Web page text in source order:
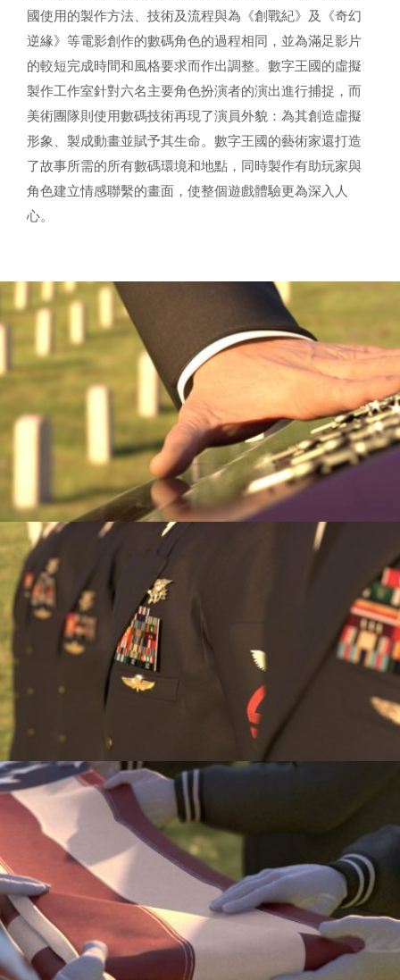
國使用的製作方法、技術及流程與為《創戰紀》及《奇幻
逆緣》等電影創作的數碼角色的過程相同，並為滿足影片
的較短完成時間和風格要求而作出調整。數字王國的虛擬
製作工作室針對六名主要角色扮演者的演出進行捕捉，而
美術團隊則使用數碼技術再現了演員外貌：為其創造虛擬
形象、製成動畫並賦予其生命。數字王國的藝術家還打造
了故事所需的所有數碼環境和地點，同時製作有助玩家與
角色建立情感聯繫的畫面，使整個遊戲體驗更為深入人
心。